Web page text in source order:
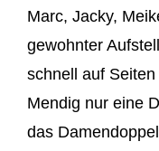
Marc, Jacky,
gewohnter
schnell auf
Mendig nur eine
das